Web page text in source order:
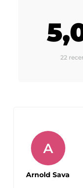
22
A
Arnold Sava